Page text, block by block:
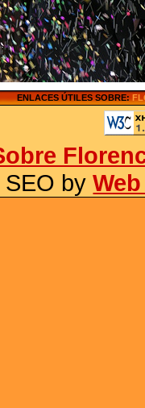
ENLACES ÚTILES SOBRE:
SEO by